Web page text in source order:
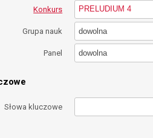
Konkurs PRELUDIUM 4
Grupa nauk dowolna
Panel dowolna
Słowa kluczowe